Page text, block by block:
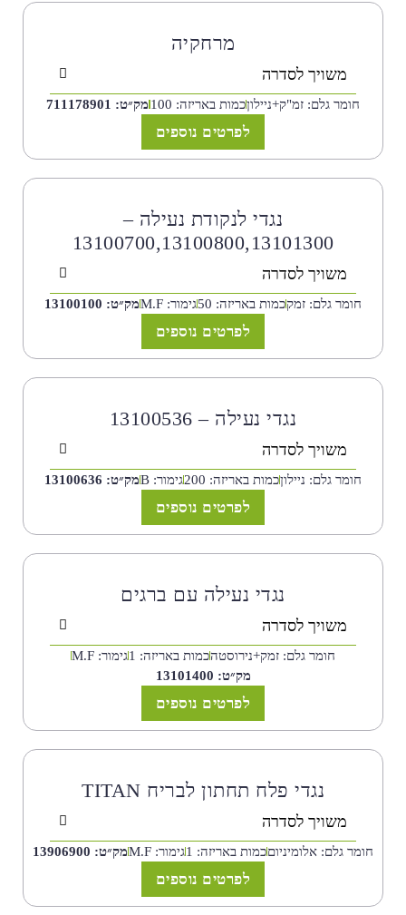
מרחקיה
משויך לסדרה
חומר גלם: זמ"ק+ניילוןכמות באריזה: 100 מק״ט: 711178901
לפרטים נוספים
נגדי לנקודת נעילה –
13100700,13100800,13101300
משויך לסדרה
חומר גלם: זמקכמות באריזה: 50 גימור: M.F מק״ט: 13100100
לפרטים נוספים
נגדי נעילה – 13100536
משויך לסדרה
חומר גלם: ניילוןכמות באריזה: 200 גימור: B מק״ט: 13100636
לפרטים נוספים
נגדי נעילה עם ברגים
משויך לסדרה
חומר גלם: זמק+נירוסטהכמות באריזה: 1
גימור: M.F
מק״ט: 13101400
לפרטים נוספים
נגדי פלח תחתון לבריח TITAN
משויך לסדרה
חומר גלם: אלומיניוםכמות באריזה: 1 גימור: M.F מק״ט: 13906900
לפרטים נוספים